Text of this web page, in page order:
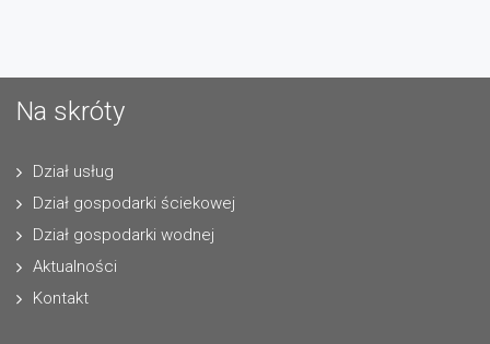
Na skróty
Dział usług
Dział gospodarki ściekowej
Dział gospodarki wodnej
Aktualności
Kontakt